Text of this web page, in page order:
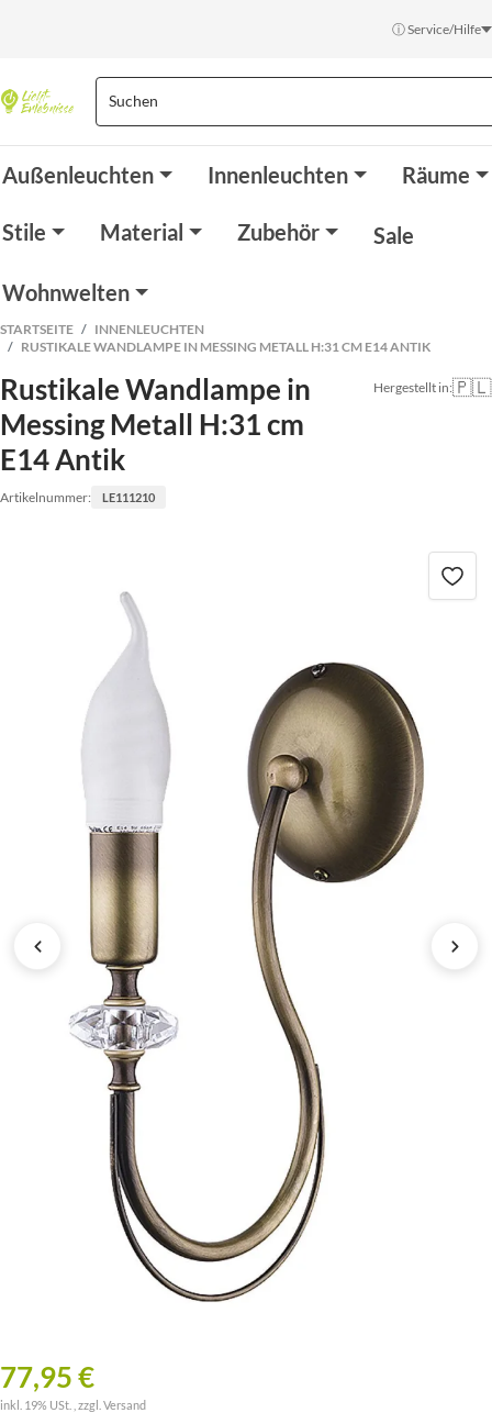
ⓘ Service/Hilfe
Außenleuchten Innenleuchten Räume
Stile Material Zubehör Sale
Wohnwelten
STARTSEITE
INNENLEUCHTEN
RUSTIKALE WANDLAMPE IN MESSING METALL H:31 CM E14 ANTIK
Rustikale Wandlampe in
Messing Metall H:31 cm
E14 Antik
Artikelnummer: LE111210
Hergestellt in:🇵🇱
77,95 €
inkl. 19% USt. , zzgl. Versand